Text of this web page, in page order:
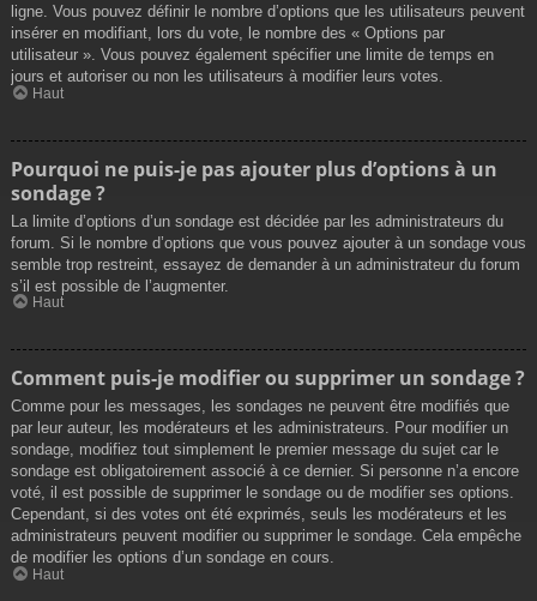
ligne. Vous pouvez définir le nombre d’options que les utilisateurs peuvent
insérer en modifiant, lors du vote, le nombre des « Options par
utilisateur ». Vous pouvez également spécifier une limite de temps en
jours et autoriser ou non les utilisateurs à modifier leurs votes.
Haut
Pourquoi ne puis-je pas ajouter plus d’options à un
sondage ?
La limite d’options d’un sondage est décidée par les administrateurs du
forum. Si le nombre d’options que vous pouvez ajouter à un sondage vous
semble trop restreint, essayez de demander à un administrateur du forum
s’il est possible de l’augmenter.
Haut
Comment puis-je modifier ou supprimer un sondage ?
Comme pour les messages, les sondages ne peuvent être modifiés que
par leur auteur, les modérateurs et les administrateurs. Pour modifier un
sondage, modifiez tout simplement le premier message du sujet car le
sondage est obligatoirement associé à ce dernier. Si personne n’a encore
voté, il est possible de supprimer le sondage ou de modifier ses options.
Cependant, si des votes ont été exprimés, seuls les modérateurs et les
administrateurs peuvent modifier ou supprimer le sondage. Cela empêche
de modifier les options d’un sondage en cours.
Haut